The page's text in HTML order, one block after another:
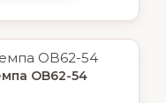
OB62-54